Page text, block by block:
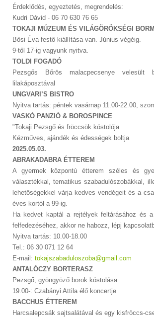
Érdeklődés, egyeztetés, megrendelés:
Kudri Dávid - 06 70 630 76 65
TOKAJI MÚZEUM ÉS VILÁGÖRÖKSÉGI
Bősi Éva festő kiállítása van. Június végéig.
9-től 17-ig vagyunk nyitva.
TOLDI FOGADÓ
Pezsgős Bőrös malacpecsenye velesült
lilakáposztával
UNGVARI’S BISTRO
Nyitva tartás: péntek vasárnap 11.00-22.00,
VASKÓ PANZIÓ & BOROSPINCE
"Tokaji Pezsgő és fröccsök kóstolója
Kézműves, ajándék és édességek boltja
2025.05.03.
ABRAKADABRA ÉTTEREM
A gyermek központú étterem széles és
választékkal, tematikus szabadulószobákkal,
lehetőségekkel várja kedves vendégeit és a
éves kortól a 99-ig.
Ha kedvet kaptál a rejtélyek feltárásához és
felfedezéséhez, akkor ne habozz, lépj
Nyitva tartás: 10.00-18.00
Tel.: 06 30 071 12 64
E-mail: tokajszabaduloszoba@gmail.com
ANTALÓCZY BORTERASZ
Pezsgő, gyöngyöző borok kóstolása
19.00-: Czabányi Attila élő koncertje
BACCHUS ÉTTEREM
Harcsalepcsák sajtsalátával és egy kisfröccs-